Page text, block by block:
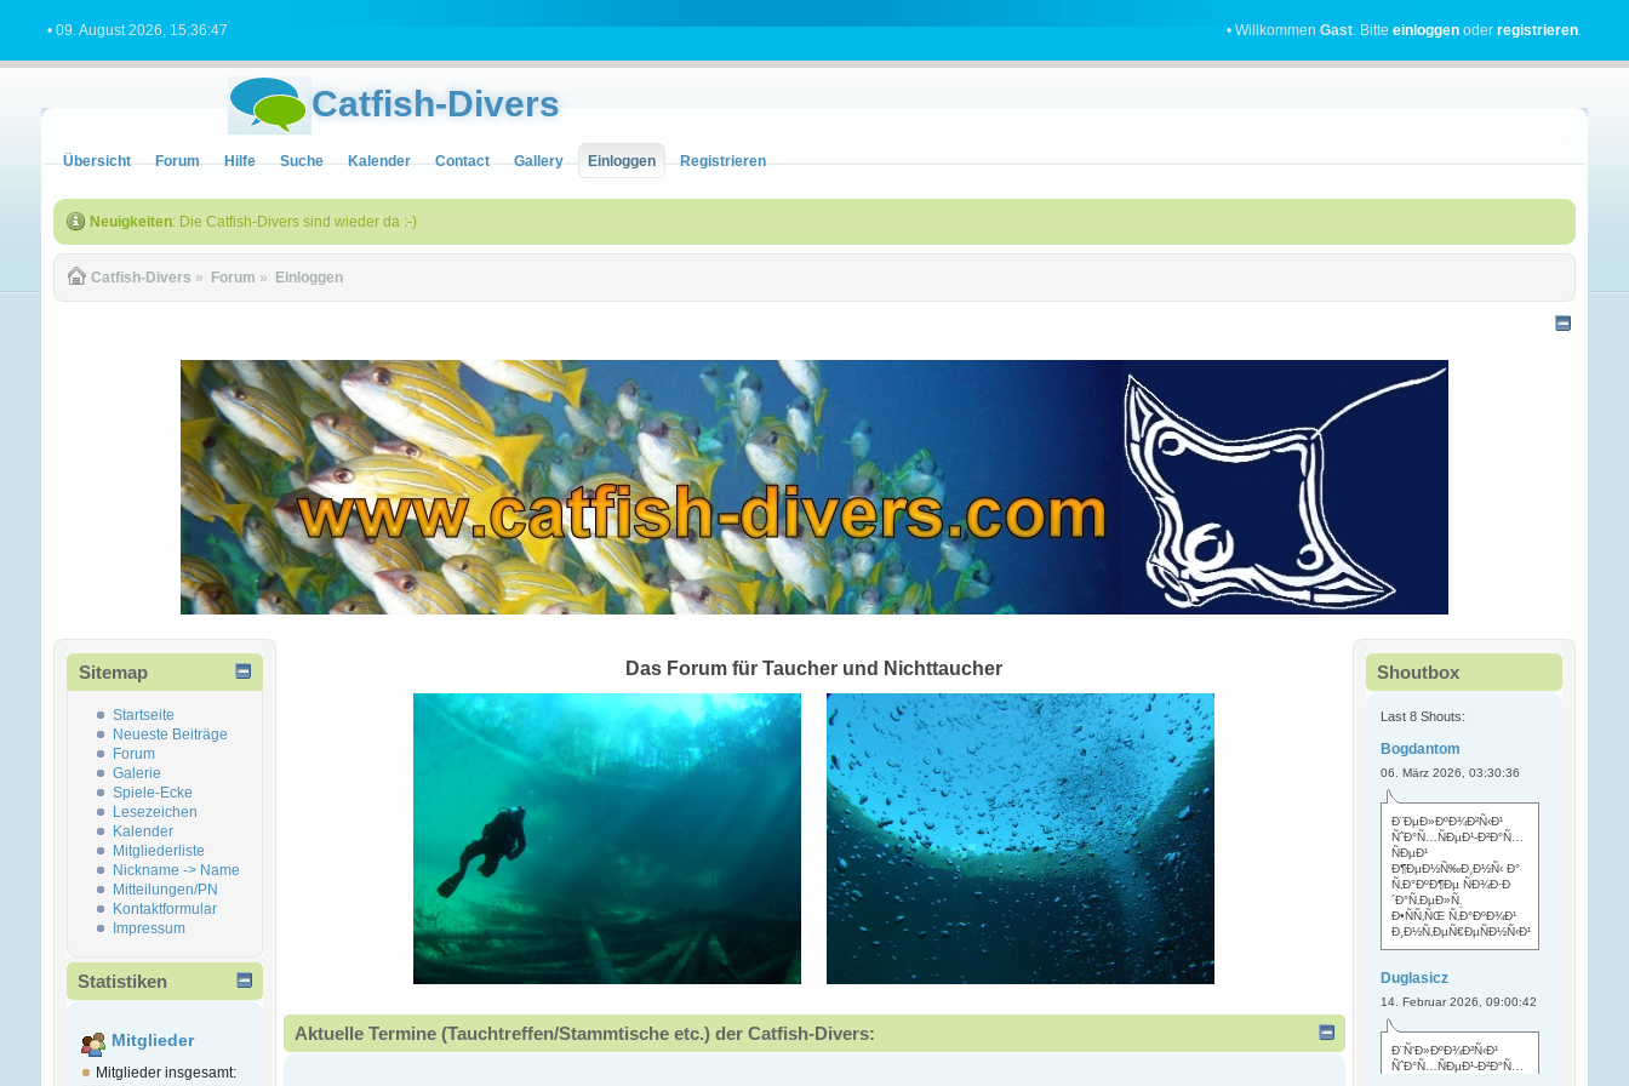
• 09. August 2026, 15:36:47 • WillkommenGast. Bitteeinloggen oderregistrieren.
Catfish-Divers
Übersicht Forum Hilfe Suche Kalender Contact Gallery Einloggen Registrieren
Neuigkeiten: Die Catfish-Divers sind wieder da :-)
Catfish-Divers » Forum » Einloggen
Sitemap
Startseite
Neueste Beiträge
Forum
Galerie
Spiele-Ecke
Lesezeichen
Kalender
Mitgliederliste
Nickname -> Name
Mitteilungen/PN
Kontaktformular
Impressum
Statistiken
Mitglieder
Mitglieder insgesamt:
Das Forum für Taucher und Nichttaucher
Aktuelle Termine (Tauchtreffen/Stammtische etc.) der Catfish-Divers:
Shoutbox
Last 8 Shouts:
Bogdantom
06. März 2026, 03:30:36
Ð¨ÐµÐ»ÐºÐ¾Ð²Ñ‹Ð¹
ÑˆÐ°Ñ…ÑÐµÐ¹-Ð²Ð°Ñ…
ÑÐµÐ¹
Ð¶ÐµÐ½Ñ‰Ð¸Ð½Ñ‹ Ð°
Ñ‚Ð°ÐºÐ¶Ðµ ÑÐ¾Ð·Ð
´Ð°Ñ‚ÐµÐ»Ñ.
Ð•ÑÑ‚ÑŒ Ñ‚Ð°ÐºÐ¾Ð¹
Ð¸Ð½Ñ‚ÐµÑ€ÐµÑÐ½Ñ‹Ð¹
Duglasicz
14. Februar 2026, 09:00:42
Ð¨Ñ‘Ð»ÐºÐ¾Ð²Ñ‹Ð¹
ÑˆÐ°Ñ…ÑÐµÐ¹-Ð²Ð°Ñ…